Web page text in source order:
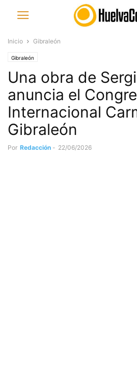
Inicio Gibraleón
Gibraleón
Una obra de
anuncia el
Internacional
Gibraleón
Por Redacción - 22/06/2026